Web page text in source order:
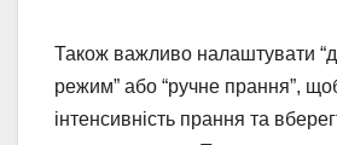
Також важливо налаштувати
режим” або “ручне прання”,
інтенсивність прання та